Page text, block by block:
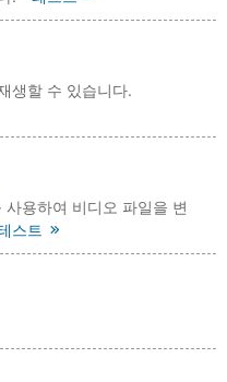
생할 수 있습니다.
용하여 비디오 파일을 변
스트